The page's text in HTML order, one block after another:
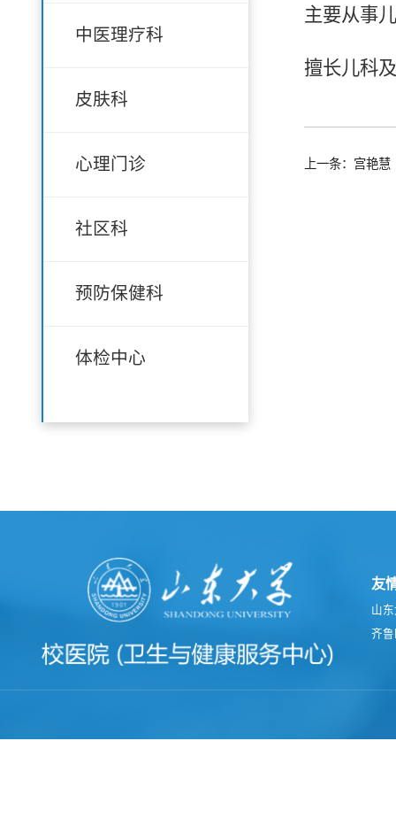
中医理疗科
皮肤科
心理门诊
社区科
预防保健科
体检中心
主要从事
擅长儿科
上一条：宫艳慧
友
山
齐